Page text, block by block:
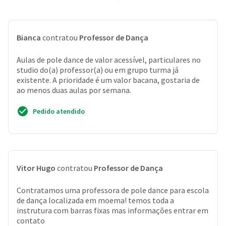
Bianca contratou Professor de Dança
Aulas de pole dance de valor acessível, particulares no
studio do(a) professor(a) ou em grupo turma já
existente. A prioridade é um valor bacana, gostaria de
ao menos duas aulas por semana.
Pedido atendido
Vitor Hugo contratou Professor de Dança
Contratamos uma professora de pole dance para escola
de dança localizada em moema! temos toda a
instrutura com barras fixas mas informações entrar em
contato